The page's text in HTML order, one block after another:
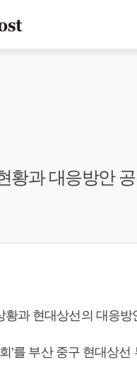
황과 대응방안
과 현대상선의 대응방
’를 부산 중구 현대상선